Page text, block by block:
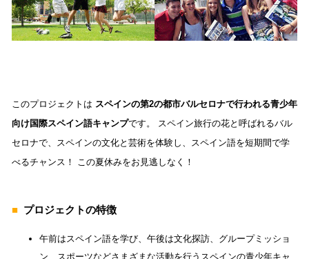
このプロジェクトは スペインの第2の都市バルセロナで行われる青少年
向け国際スペイン語キャンプです。 スペイン旅行の花と呼ばれるバル
セロナで、スペインの文化と芸術を体験し、スペイン語を短期間で学
べるチャンス！ この夏休みをお見逃しなく！
■ プロジェクトの特徴
午前はスペイン語を学び、午後は文化探訪、グループミッショ
ン、スポーツなどさまざまな活動を行うスペインの青少年キャ